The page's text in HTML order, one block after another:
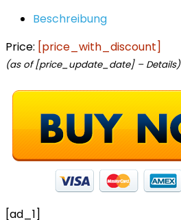
Beschreibung
Price: [price_with_discount]
(as of [price_update_date] – Details)
[ad_1]